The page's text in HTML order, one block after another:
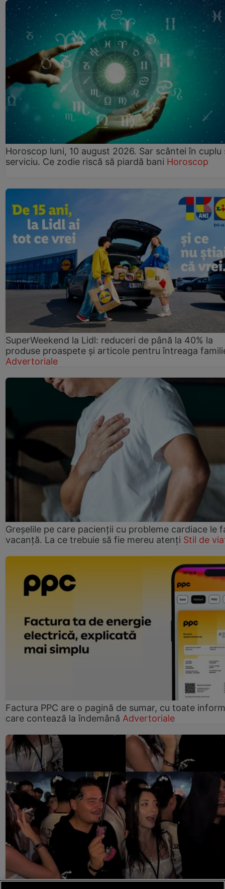
Horoscop luni, 10 august 2026. Sar scântei în cuplu
serviciu. Ce zodie riscă să piardă bani Horoscop
SuperWeekend la Lidl: reduceri de până la 40% la
produse proaspete și articole pentru întreaga
Advertoriale
Greșelile pe care pacienții cu probleme cardiace le
vacanță. La ce trebuie să fie mereu atenți Stil de
Factura PPC are o pagină de sumar, cu toate
care contează la îndemână Advertoriale